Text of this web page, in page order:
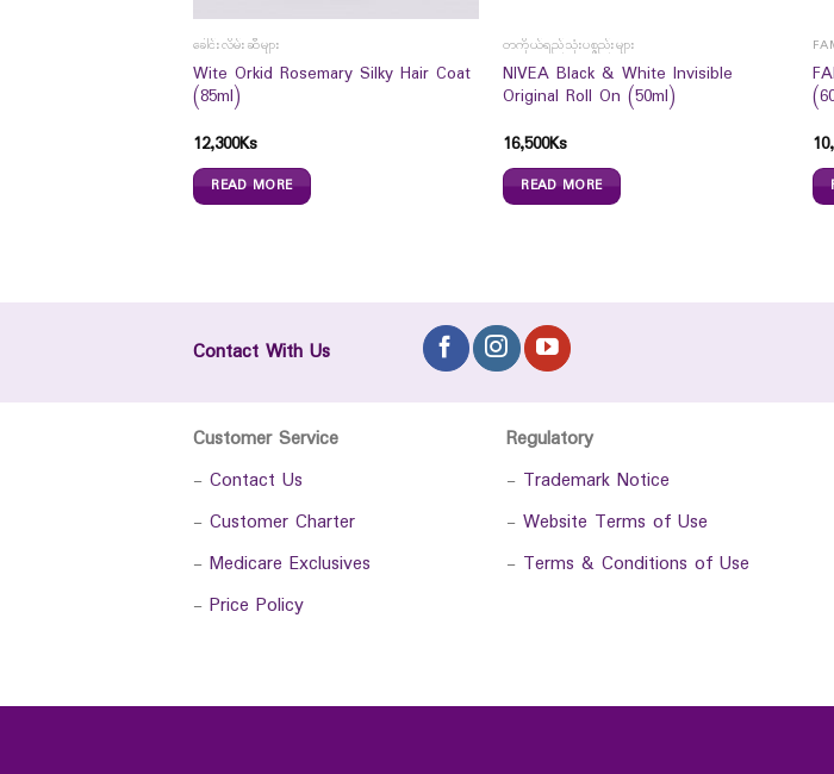
ခေါင်းလိမ်းဆီများ
Wite Orkid Rosemary Silky Hair Coat
(85ml)
12,300Ks
READ MORE
တကိုယ်ရည်သုံးပစ္စည်းများ
NIVEA Black & White Invisible
Original Roll On (50ml)
16,500Ks
READ MORE
Contact With Us
Customer Service
- Contact Us
- Customer Charter
- Medicare Exclusives
- Price Policy
Regulatory
- Trademark Notice
- Website Terms of Use
- Terms & Conditions of Use